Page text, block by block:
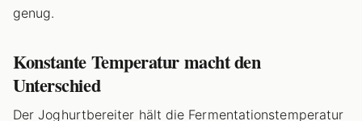
genug.
Konstante Temperatur macht den
Unterschied
Der Joghurtbereiter hält die Fermentationstemperatur